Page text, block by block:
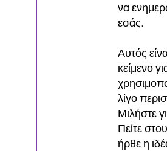
να
εσάς.
Αυτός
κείμενο
λίγο
Μιλήστε
Πείτε
ήρθε η